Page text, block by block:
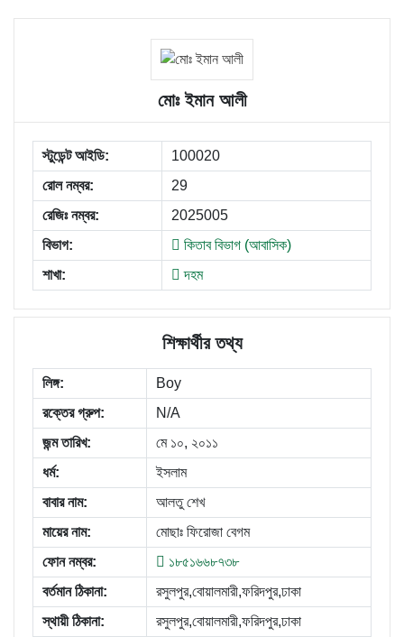
মোঃ ইমান আলী
স্টুডেন্ট আইডি:
100020
রোল নম্বর:
29
রেজিঃ নম্বর:
2025005
বিভাগ:
কিতাব বিভাগ (আবাসিক)
শাখা:
দহম
শিক্ষার্থীর তথ্য
লিঙ্গ:
Boy
রক্তের গ্রুপ:
N/A
জন্ম তারিখ:
মে ১০, ২০১১
ধর্ম:
ইসলাম
বাবার নাম:
আলতু শেখ
মায়ের নাম:
মোছাঃ ফিরোজা বেগম
ফোন নম্বর:
১৮৫১৬৬৮৭৩৮
বর্তমান ঠিকানা:
রসুলপুর,বোয়ালমারী,ফরিদপুর,ঢাকা
স্থায়ী ঠিকানা:
রসুলপুর,বোয়ালমারী,ফরিদপুর,ঢাকা